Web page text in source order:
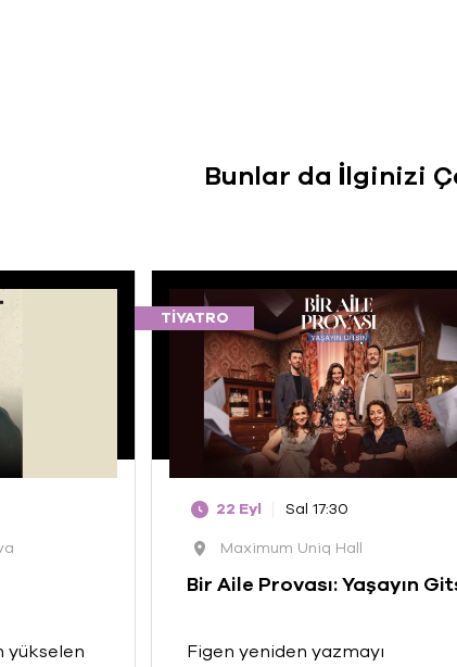
Bunlar da İlginizi
yükselen
TIYATRO
22 Eyl
Sal 17:30
Maximum Uniq Hall
Bir Aile Provası: Yaşayın
Figen yeniden yazmayı